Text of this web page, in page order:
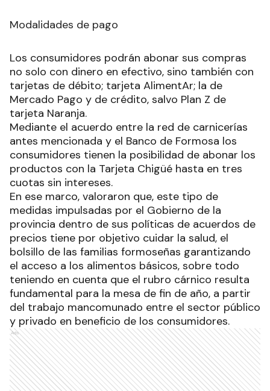
Modalidades de pago
Los consumidores podrán abonar sus compras
no solo con dinero en efectivo, sino también con
tarjetas de débito; tarjeta AlimentAr; la de
Mercado Pago y de crédito, salvo Plan Z de
tarjeta Naranja.
Mediante el acuerdo entre la red de carnicerías
antes mencionada y el Banco de Formosa los
consumidores tienen la posibilidad de abonar los
productos con la Tarjeta Chigüé hasta en tres
cuotas sin intereses.
En ese marco, valoraron que, este tipo de
medidas impulsadas por el Gobierno de la
provincia dentro de sus políticas de acuerdos de
precios tiene por objetivo cuidar la salud, el
bolsillo de las familias formoseñas garantizando
el acceso a los alimentos básicos, sobre todo
teniendo en cuenta que el rubro cárnico resulta
fundamental para la mesa de fin de año, a partir
del trabajo mancomunado entre el sector público
y privado en beneficio de los consumidores.
Ads